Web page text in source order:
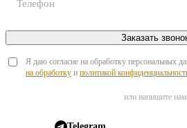
Заказать
Я даю согласие на обработку персональных
на обработку и политикой
или напишите нам